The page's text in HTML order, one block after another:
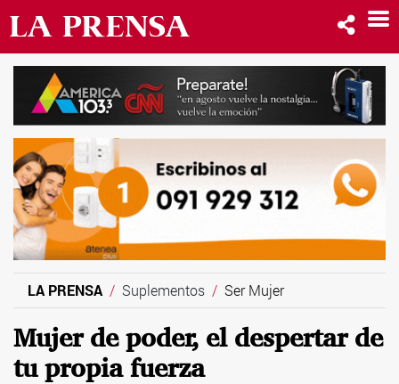
LA PRENSA Suplementos Ser Mujer
Mujer de poder, el despertar de
tu propia fuerza